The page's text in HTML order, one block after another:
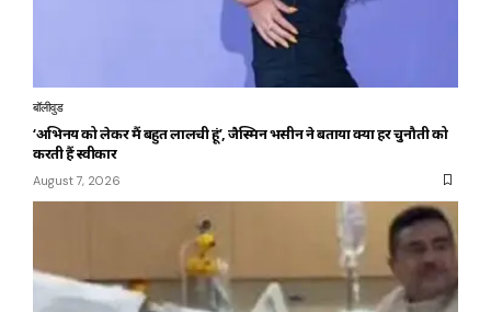
बॉलीवुड
‘अभिनय को लेकर मैं बहुत लालची हूं’, जैस्मिन भसीन ने बताया क्यों हर चुनौती को
करती हैं स्वीकार
August 7, 2026